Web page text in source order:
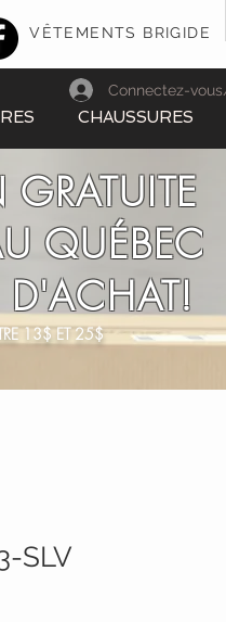
VÊTEMENTS BRIGIDE
CHAUSSURES
Connectez-
QUÉBEC
13$ ET 25$
SLV